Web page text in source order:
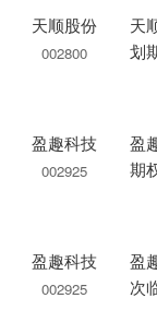
天顺股份
002800
天
划
盈趣科技
002925
盈
期
盈趣科技
002925
盈
次